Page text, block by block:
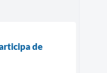
de